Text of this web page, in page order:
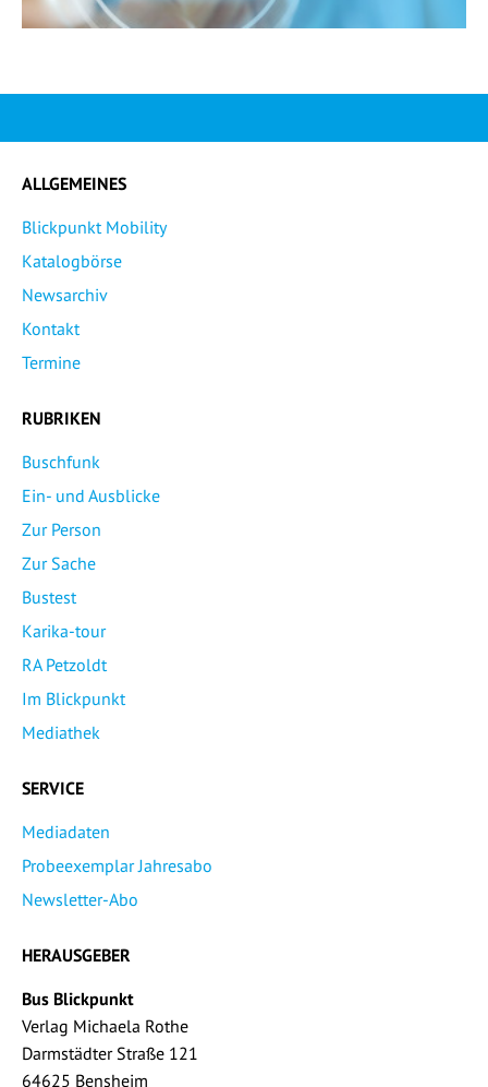
ALLGEMEINES
Blickpunkt Mobility
Katalogbörse
Newsarchiv
Kontakt
Termine
RUBRIKEN
Buschfunk
Ein- und Ausblicke
Zur Person
Zur Sache
Bustest
Karika-tour
RA Petzoldt
Im Blickpunkt
Mediathek
SERVICE
Mediadaten
Probeexemplar Jahresabo
Newsletter-Abo
HERAUSGEBER
Bus Blickpunkt
Verlag Michaela Rothe
Darmstädter Straße 121
64625 Bensheim